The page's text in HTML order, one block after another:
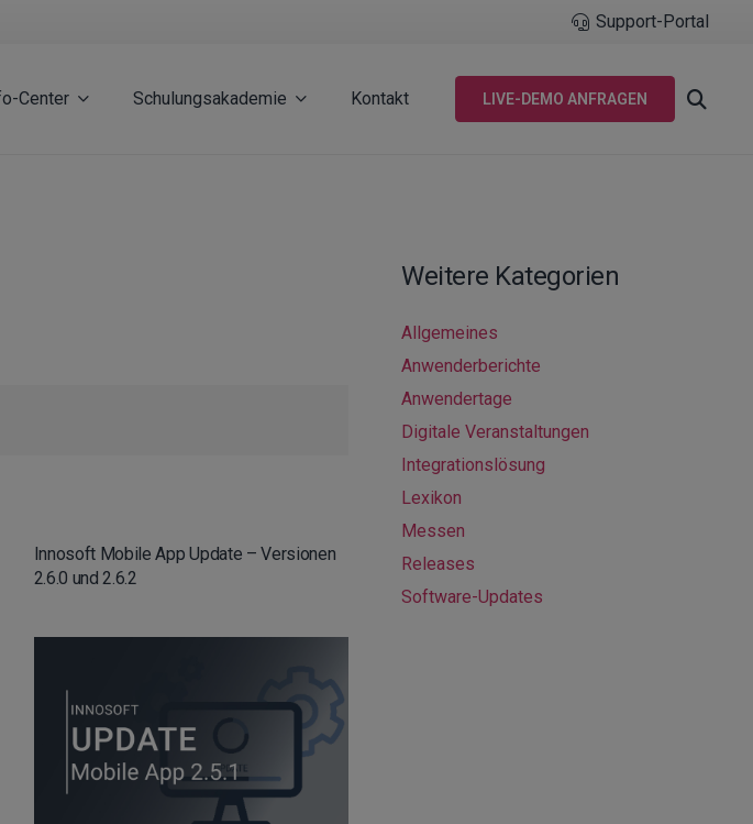
Support-Portal
Center Schulungsakademie Kontakt LIVE-DEMO ANFRAGEN
Innosoft Mobile App Update – Versionen
2.6.0 und 2.6.2
Weitere Kategorien
Allgemeines
Anwenderberichte
Anwendertage
Digitale Veranstaltungen
Integrationslösung
Lexikon
Messen
Releases
Software-Updates